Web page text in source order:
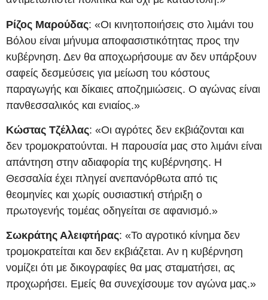
Ρίζος Μαρούδας: «Οι κινητοποιήσεις στο λιμάνι του
Βόλου είναι μήνυμα αποφασιστικότητας προς την
κυβέρνηση. Δεν θα αποχωρήσουμε αν δεν υπάρξουν
σαφείς δεσμεύσεις για μείωση του κόστους
παραγωγής και δίκαιες αποζημιώσεις. Ο αγώνας είναι
πανθεσσαλικός και ενιαίος.»
Κώστας Τζέλλας: «Οι αγρότες δεν εκβιάζονται και
δεν τρομοκρατούνται. Η παρουσία μας στο λιμάνι είναι
απάντηση στην αδιαφορία της κυβέρνησης. Η
Θεσσαλία έχει πληγεί ανεπανόρθωτα από τις
θεομηνίες και χωρίς ουσιαστική στήριξη ο
πρωτογενής τομέας οδηγείται σε αφανισμό.»
Σωκράτης Αλειφτήρας: «Το αγροτικό κίνημα δεν
τρομοκρατείται και δεν εκβιάζεται. Αν η κυβέρνηση
νομίζει ότι με δικογραφίες θα μας σταματήσει, ας
προχωρήσει. Εμείς θα συνεχίσουμε τον αγώνα μας.»